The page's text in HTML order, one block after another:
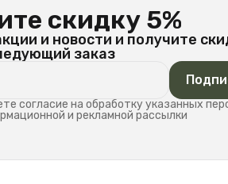
скидку 5%
и новости и получите
заказ
согласие на обработку указанных
и рекламной рассылки